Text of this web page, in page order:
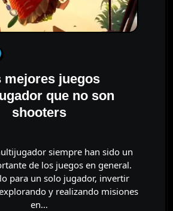
mejores juegos
que no son
shooters
de los juegos en general.
para un solo jugador, invertir
y realizando misiones
en…